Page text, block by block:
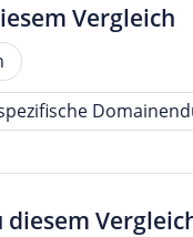
Vergleich